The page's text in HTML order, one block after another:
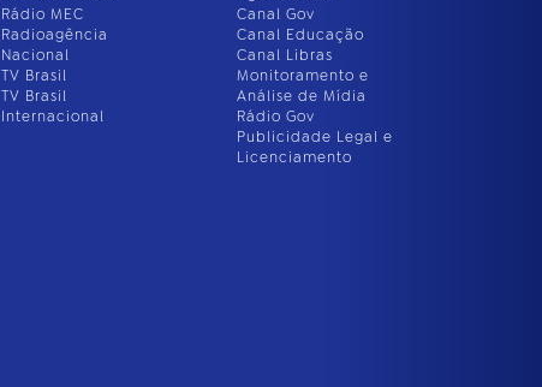
Rádio MEC
Radioagência
Nacional
TV Brasil
TV Brasil
Internacional
Canal Gov
Canal Educação
Canal Libras
Monitoramento e
Análise de Mídia
Rádio Gov
Publicidade Legal e
Licenciamento